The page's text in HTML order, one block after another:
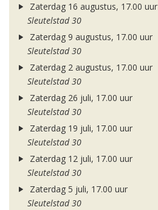
Zaterdag 16 augustus, 17.00 uur
Sleutelstad 30
Zaterdag 9 augustus, 17.00 uur
Sleutelstad 30
Zaterdag 2 augustus, 17.00 uur
Sleutelstad 30
Zaterdag 26 juli, 17.00 uur
Sleutelstad 30
Zaterdag 19 juli, 17.00 uur
Sleutelstad 30
Zaterdag 12 juli, 17.00 uur
Sleutelstad 30
Zaterdag 5 juli, 17.00 uur
Sleutelstad 30